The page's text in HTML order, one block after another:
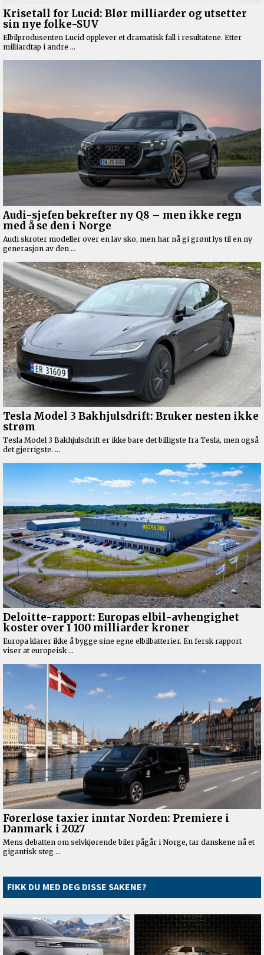
FIKK DU MED DEG DISSE SAKENE?